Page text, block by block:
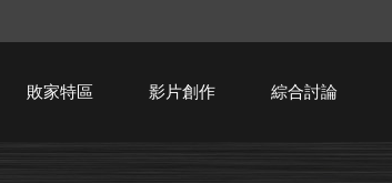
敗家特區 影片創作 綜合討論